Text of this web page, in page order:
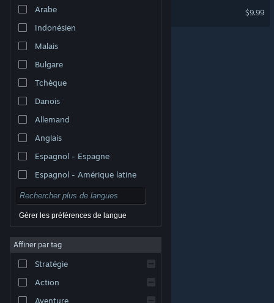
© Valve Corporation. Tous droits réservés. Toutes les
titulaires aux États-Unis et dans d'autres pays.
Accessibilité
Remboursements
Arabe
Indonésien
Malais
Bulgare
Tchèque
Danois
Allemand
Anglais
Espagnol - Espagne
Espagnol - Amérique latine
Gérer les préférences de langue
Affiner par tag
Stratégie
Action
Aventure
$9.99